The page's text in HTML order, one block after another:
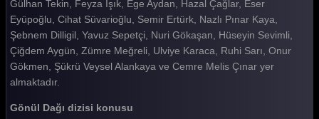
Gönül Dağı 168. Bölüm
Gönül Dağı 167. Bölüm
Gönül Dağı 166. Bölüm
Gönül Dağı 165. Bölüm
Gönül Dağı 164. Bölüm
Gülhan Tekin, Feyza Işık, Ege Aydan, Hazal Çağlar, Eser
Eyüpoğlu, Cihat Süvarioğlu, Semir Ertürk, Nazlı Pınar Kaya,
Şebnem Dilligil, Yavuz Sepetçi, Nuri Gökaşan, Hüseyin Sevimli,
Çiğdem Aygün, Zümre Meğreli, Ulviye Karaca, Ruhi Sarı, Onur
Gökmen, Şükrü Veysel Alankaya ve Cemre Melis Çınar yer
almaktadır.
Gönül Dağı dizisi konusu